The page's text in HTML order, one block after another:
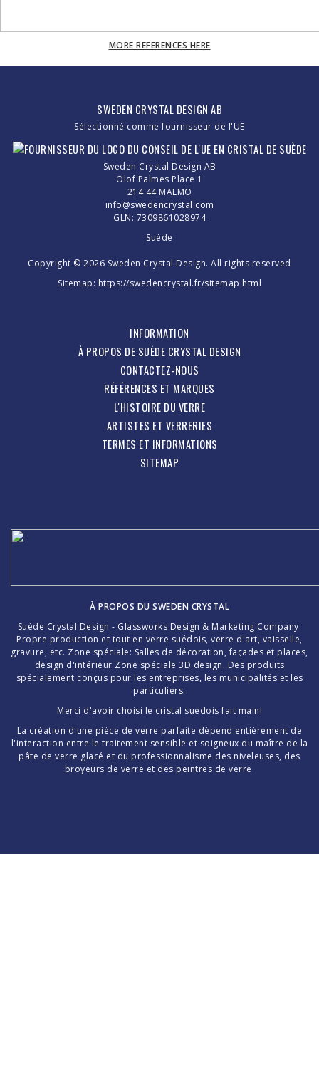
MORE REFERENCES HERE
SWEDEN CRYSTAL DESIGN AB
Sélectionné comme fournisseur de l'UE
Sweden Crystal Design AB
Olof Palmes Place 1
214 44 MALMÖ
info@swedencrystal.com
GLN: 7309861028974
Suède
Copyright © 2026 Sweden Crystal Design. All rights reserved
Sitemap: https://swedencrystal.fr/sitemap.html
INFORMATION
À PROPOS DE SUÈDE CRYSTAL DESIGN
CONTACTEZ-NOUS
RÉFÉRENCES ET MARQUES
L'HISTOIRE DU VERRE
ARTISTES ET VERRERIES
TERMES ET INFORMATIONS
SITEMAP
À PROPOS DU SWEDEN CRYSTAL
Suède Crystal Design - Glassworks Design & Marketing Company.
Propre production et tout en verre suédois, verre d'art, vaisselle,
gravure, etc. Zone spéciale: Salles de décoration, façades et places,
design d'intérieur Zone spéciale 3D design. Des produits
spécialement conçus pour les entreprises, les municipalités et les
particuliers.
Merci d'avoir choisi le cristal suédois fait main!
La création d'une pièce de verre parfaite dépend entièrement de
l'interaction entre le traitement sensible et soigneux du maître de la
pâte de verre glacé et du professionnalisme des niveleuses, des
broyeurs de verre et des peintres de verre.